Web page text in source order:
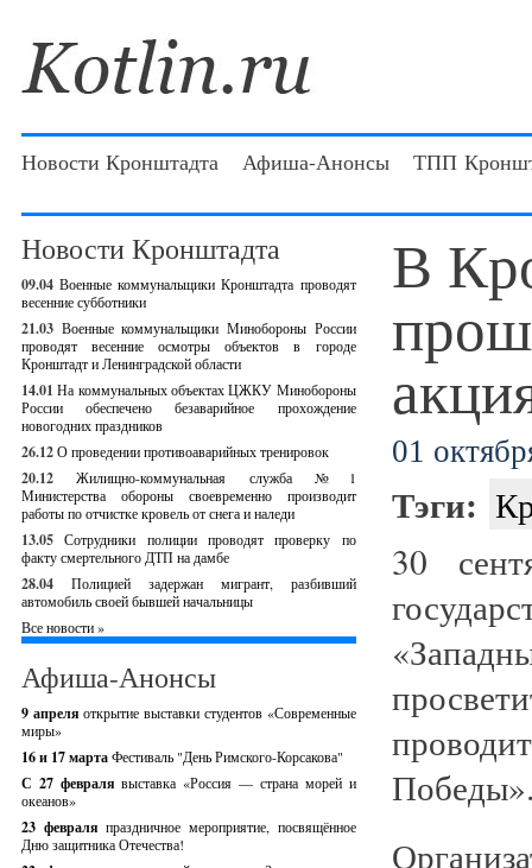
Новости Кронштадта Афиша-Анонсы ТПП
Новости Кронштадта
09.04 Военные коммунальщики Кронштадта проводят
весенние субботники
21.03 Военные коммунальщики Минобороны России
проводят весенние осмотры объектов в городе
Кронштадт и Ленинградской области
14.01 На коммунальных объектах ЦЖКУ Минобороны
России обеспечено безаварийное прохождение
новогодних праздников
26.12О проведении противоаварийных тренировок
20.12
Жилищно-коммунальная служба №1
Министерства обороны своевременно производит
работы по отчистке кровель от снега и наледи
13.05 Сотрудники полиции проводят проверку по
факту смертельного ДТП на дамбе
28.04
Полицией задержан мигрант, разбивший
автомобиль своей бывшей начальницы
Все новости »
Афиша-Анонсы
9 апреляоткрытие выставки студентов «Современные
миры»
16 и 17 мартаФестиваль "День Римского-Корсакова"
С 27 февралявыставка «Россия — страна морей и
океанов»
23 февраляпраздничное мероприятие, посвящённое
Дню защитника Отечества!
В
01
Тэги:
30